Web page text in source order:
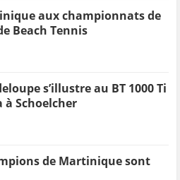
aux championnats de
Beach Tennis
s’illustre au BT 1000 Ti
à Schoelcher
de Martinique sont